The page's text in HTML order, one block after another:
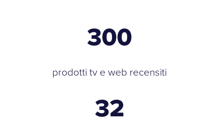
300
prodotti tv e web recensiti
32